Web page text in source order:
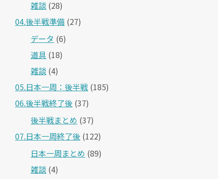
雑談 (28)
04.後半戦準備 (27)
データ (6)
道具 (18)
雑談 (4)
05.日本一周：後半戦 (185)
06.後半戦終了後 (37)
後半戦まとめ (37)
07.日本一周終了後 (122)
日本一周まとめ (89)
雑談 (4)